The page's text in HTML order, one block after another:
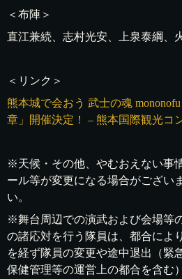
＜布陣＞
直江兼続、志村光安、上泉泰綱、
＜リンク＞
熊本城で会おう 武士の魂 mononofu
章」開催決定！ – 熊本国際観光コ
※天候・その他、やむおえない事
ール等が変更になる場合がござい
い。
※舞台周辺での演武および会場等
の諸応対を行う隊員は、都合によ
を経ず隊員の変更や途中退出（緊
保健管理等の運営上の都合を含む